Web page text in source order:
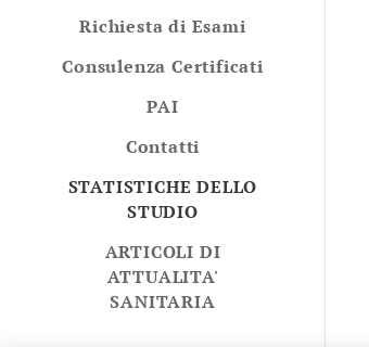
Richiesta di Esami
Consulenza Certificati
PAI
Contatti
STATISTICHE DELLO
STUDIO
ARTICOLI DI
ATTUALITA'
SANITARIA